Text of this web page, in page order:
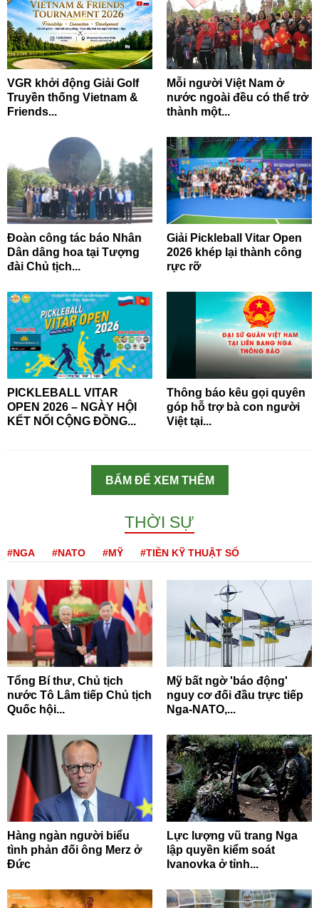
VGR khởi động Giải Golf
Truyền thống Vietnam &
Friends...
Mỗi người Việt Nam ở
nước ngoài đều có thể trở
thành một...
Đoàn công tác báo Nhân
Dân dâng hoa tại Tượng
đài Chủ tịch...
Giải Pickleball Vitar Open
2026 khép lại thành công
rực rỡ
PICKLEBALL VITAR
OPEN 2026 – NGÀY HỘI
KẾT NỐI CỘNG ĐỒNG...
Thông báo kêu gọi quyên
góp hỗ trợ bà con người
Việt tại...
BẤM ĐỂ XEM THÊM
THỜI SỰ
#NGA #NATO #MỸ #TIỀN KỸ THUẬT SỐ
Tổng Bí thư, Chủ tịch
nước Tô Lâm tiếp Chủ tịch
Quốc hội...
Mỹ bất ngờ 'báo động'
nguy cơ đối đầu trực tiếp
Nga-NATO,...
Hàng ngàn người biểu
tình phản đối ông Merz ở
Đức
Lực lượng vũ trang Nga
lập quyền kiểm soát
Ivanovka ở tỉnh...